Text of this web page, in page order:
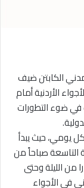
الكابتن ضيف
الأردنية أمام
في ضوء التطورات
يومي، حيث يبدأ
صباحاً من
من الليلة وحتى
في الأجواء